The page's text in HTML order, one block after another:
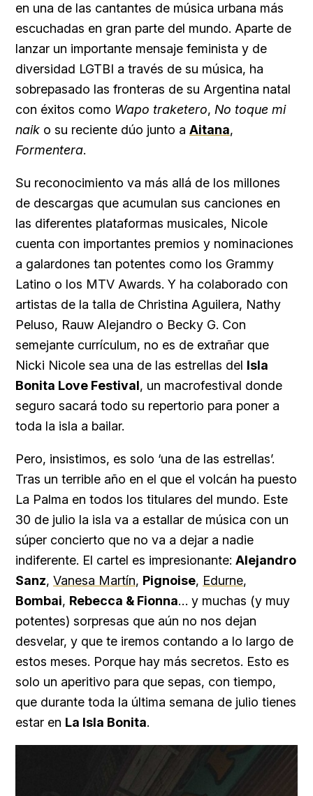
en una de las cantantes de música urbana más
escuchadas en gran parte del mundo. Aparte de
lanzar un importante mensaje feminista y de
diversidad LGTBI a través de su música, ha
sobrepasado las fronteras de su Argentina natal
con éxitos como Wapo traketero, No toque mi
naik o su reciente dúo junto a Aitana,
Formentera.
Su reconocimiento va más allá de los millones
de descargas que acumulan sus canciones en
las diferentes plataformas musicales, Nicole
cuenta con importantes premios y nominaciones
a galardones tan potentes como los Grammy
Latino o los MTV Awards. Y ha colaborado con
artistas de la talla de Christina Aguilera, Nathy
Peluso, Rauw Alejandro o Becky G. Con
semejante currículum, no es de extrañar que
Nicki Nicole sea una de las estrellas del Isla
Bonita Love Festival, un macrofestival donde
seguro sacará todo su repertorio para poner a
toda la isla a bailar.
Pero, insistimos, es solo ‘una de las estrellas’.
Tras un terrible año en el que el volcán ha puesto
La Palma en todos los titulares del mundo. Este
30 de julio la isla va a estallar de música con un
súper concierto que no va a dejar a nadie
indiferente. El cartel es impresionante: Alejandro
Sanz, Vanesa Martín, Pignoise, Edurne,
Bombai, Rebecca & Fionna… y muchas (y muy
potentes) sorpresas que aún no nos dejan
desvelar, y que te iremos contando a lo largo de
estos meses. Porque hay más secretos. Esto es
solo un aperitivo para que sepas, con tiempo,
que durante toda la última semana de julio tienes
estar en La Isla Bonita.